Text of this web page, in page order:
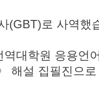
(GBT)로 사역했
대학원 응용언
해설 집필진으